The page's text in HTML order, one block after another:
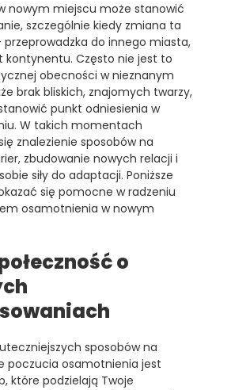
nowym miejscu może stanowić
szczególnie kiedy zmiana ta
do innego miasta,
kontynentu. Często nie jest to
obecności w nieznanym
brak bliskich, znajomych twarzy,
punkt odniesienia w
W takich momentach
znalezienie sposobów na
zbudowanie nowych relacji i
siły do adaptacji. Poniższe
się pomocne w radzeniu
osamotnienia w nowym
o
sposobów na
poczucia osamotnienia jest
które podzielają Twoje